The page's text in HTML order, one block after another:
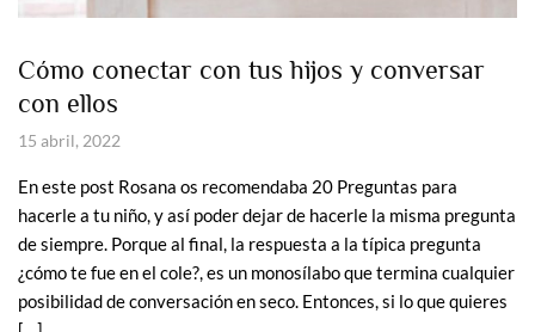
Cómo conectar con tus hijos y conversar
con ellos
15 abril, 2022
En este post Rosana os recomendaba 20 Preguntas para
hacerle a tu niño, y así poder dejar de hacerle la misma pregunta
de siempre. Porque al final, la respuesta a la típica pregunta
¿cómo te fue en el cole?, es un monosílabo que termina cualquier
posibilidad de conversación en seco. Entonces, si lo que quieres